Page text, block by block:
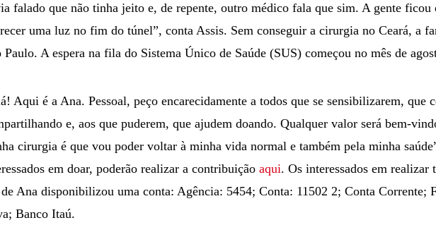
falado que não tinha jeito e, de repente, outro médico fala que sim. A gente
uma luz no fim do túnel”, conta Assis. Sem conseguir a cirurgia no Ceará, a
Paulo. A espera na fila do Sistema Único de Saúde (SUS) começou no mês de
Aqui é a Ana. Pessoal, peço encarecidamente a todos que se sensibilizarem, que
e, aos que puderem, que ajudem doando. Qualquer valor será bem-
cirurgia é que vou poder voltar à minha vida normal e também pela minha
em doar, poderão realizar a contribuição aqui. Os interessados em realizar
Ana disponibilizou uma conta: Agência: 5454; Conta: 11502 2; Conta Corrente;
Banco Itaú.